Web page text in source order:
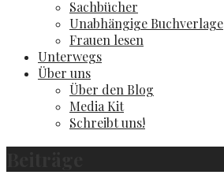
Sachbücher
Unabhängige Buchverlage
Frauen lesen
Unterwegs
Über uns
Über den Blog
Media Kit
Schreibt uns!